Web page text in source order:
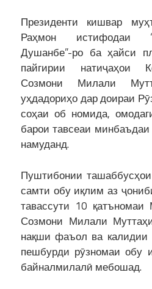
Президенти кишвар
Раҳмон истифодаи
Душанбе”-ро ба ҳайси
пайгирии натиҷаҳои
Созмони Милали
уҳдадориҳо дар доираи
соҳаи об номида,
барои тавсеаи
намуданд.
Пуштибонии
самти обу иқлим аз
тавассути 10
Созмони Милали
нақши фаъол ва
пешбурди рӯзномаи обу
байналмилалӣ мебошад.